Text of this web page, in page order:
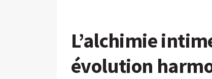
L’alchimie
évolution